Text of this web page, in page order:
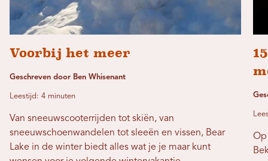
Voorbij het meer
Geschreven door Ben Whisenant
Leestijd: 4 minuten
Van sneeuwscooterrijden tot skiën, van
sneeuwschoenwandelen tot sleeën en vissen, Bear
Lake in de winter biedt alles wat je je maar kunt
Op